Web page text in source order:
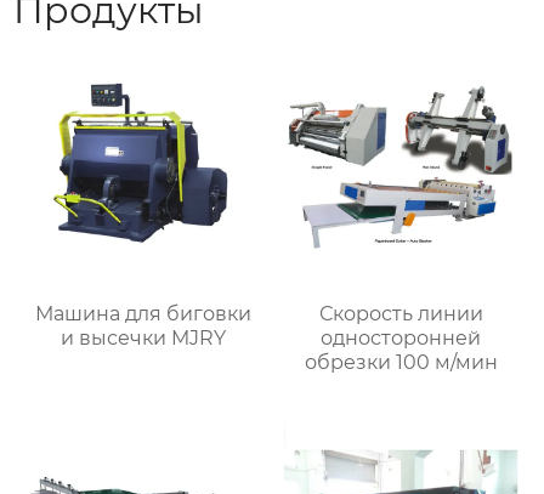
Продукты
Машина для биговки
и высечки MJRY
Скорость линии
односторонней
обрезки 100 м/мин